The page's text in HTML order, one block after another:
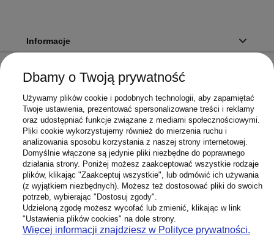
Informacje
Twoje konto
Sklep
Infolinia: 603 658 272
Mail:Sklep@Superbateria.pl
(pon-pt 8:00-15:30)
Dbamy o Twoją prywatność
Używamy plików cookie i podobnych technologii, aby zapamiętać
Twoje ustawienia, prezentować spersonalizowane treści i reklamy
oraz udostępniać funkcje związane z mediami społecznościowymi.
Pliki cookie wykorzystujemy również do mierzenia ruchu i
analizowania sposobu korzystania z naszej strony internetowej.
Domyślnie włączone są jedynie pliki niezbędne do poprawnego
działania strony. Poniżej możesz zaakceptować wszystkie rodzaje
plików, klikając "Zaakceptuj wszystkie", lub odmówić ich używania
(z wyjątkiem niezbędnych). Możesz też dostosować pliki do swoich
potrzeb, wybierając "Dostosuj zgody".
Udzieloną zgodę możesz wycofać lub zmienić, klikając w link
"Ustawienia plików cookies" na dole strony.
Więcej informacji znajdziesz w Polityce prywatności.